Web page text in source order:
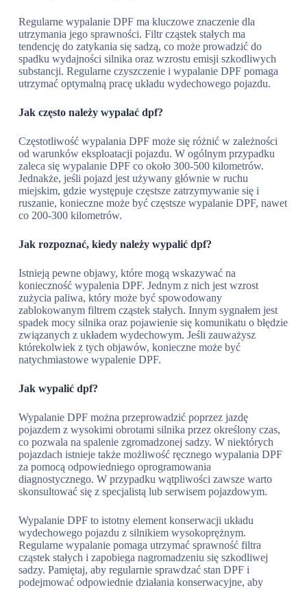
Regularne wypalanie DPF ma kluczowe znaczenie dla
utrzymania jego sprawności. Filtr cząstek stałych ma
tendencję do zatykania się sadzą, co może prowadzić do
spadku wydajności silnika oraz wzrostu emisji szkodliwych
substancji. Regularne czyszczenie i wypalanie DPF pomaga
utrzymać optymalną pracę układu wydechowego pojazdu.
Jak często należy wypalać dpf?
Częstotliwość wypalania DPF może się różnić w zależności
od warunków eksploatacji pojazdu. W ogólnym przypadku
zaleca się wypalanie DPF co około 300-500 kilometrów.
Jednakże, jeśli pojazd jest używany głównie w ruchu
miejskim, gdzie występuje częstsze zatrzymywanie się i
ruszanie, konieczne może być częstsze wypalanie DPF, nawet
co 200-300 kilometrów.
Jak rozpoznać, kiedy należy wypalić dpf?
Istnieją pewne objawy, które mogą wskazywać na
konieczność wypalenia DPF. Jednym z nich jest wzrost
zużycia paliwa, który może być spowodowany
zablokowanym filtrem cząstek stałych. Innym sygnałem jest
spadek mocy silnika oraz pojawienie się komunikatu o błędzie
związanych z układem wydechowym. Jeśli zauważysz
którekolwiek z tych objawów, konieczne może być
natychmiastowe wypalenie DPF.
Jak wypalić dpf?
Wypalanie DPF można przeprowadzić poprzez jazdę
pojazdem z wysokimi obrotami silnika przez określony czas,
co pozwala na spalenie zgromadzonej sadzy. W niektórych
pojazdach istnieje także możliwość ręcznego wypalania DPF
za pomocą odpowiedniego oprogramowania
diagnostycznego. W przypadku wątpliwości zawsze warto
skonsultować się z specjalistą lub serwisem pojazdowym.
Wypalanie DPF to istotny element konserwacji układu
wydechowego pojazdu z silnikiem wysokoprężnym.
Regularne wypalanie pomaga utrzymać sprawność filtra
cząstek stałych i zapobiega nagromadzeniu się szkodliwej
sadzy. Pamiętaj, aby regularnie sprawdzać stan DPF i
podejmować odpowiednie działania konserwacyjne, aby